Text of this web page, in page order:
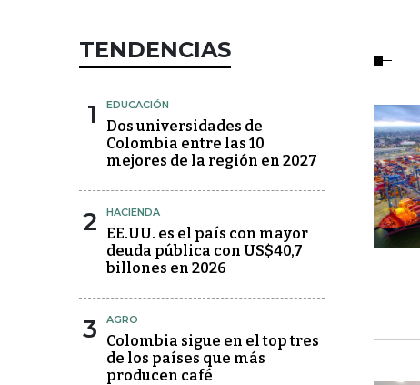
TENDENCIAS
1 EDUCACIÓN
Dos universidades de
Colombia entre las 10
mejores de la región en 2027
2 HACIENDA
EE.UU. es el país con mayor
deuda pública con US$40,7
billones en 2026
3 AGRO
Colombia sigue en el top tres
de los países que más
producen café